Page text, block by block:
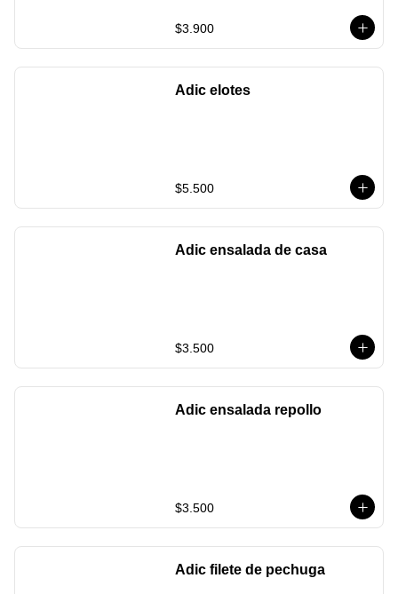
$3.900
Adic elotes
$5.500
Adic ensalada de casa
$3.500
Adic ensalada repollo
$3.500
Adic filete de pechuga